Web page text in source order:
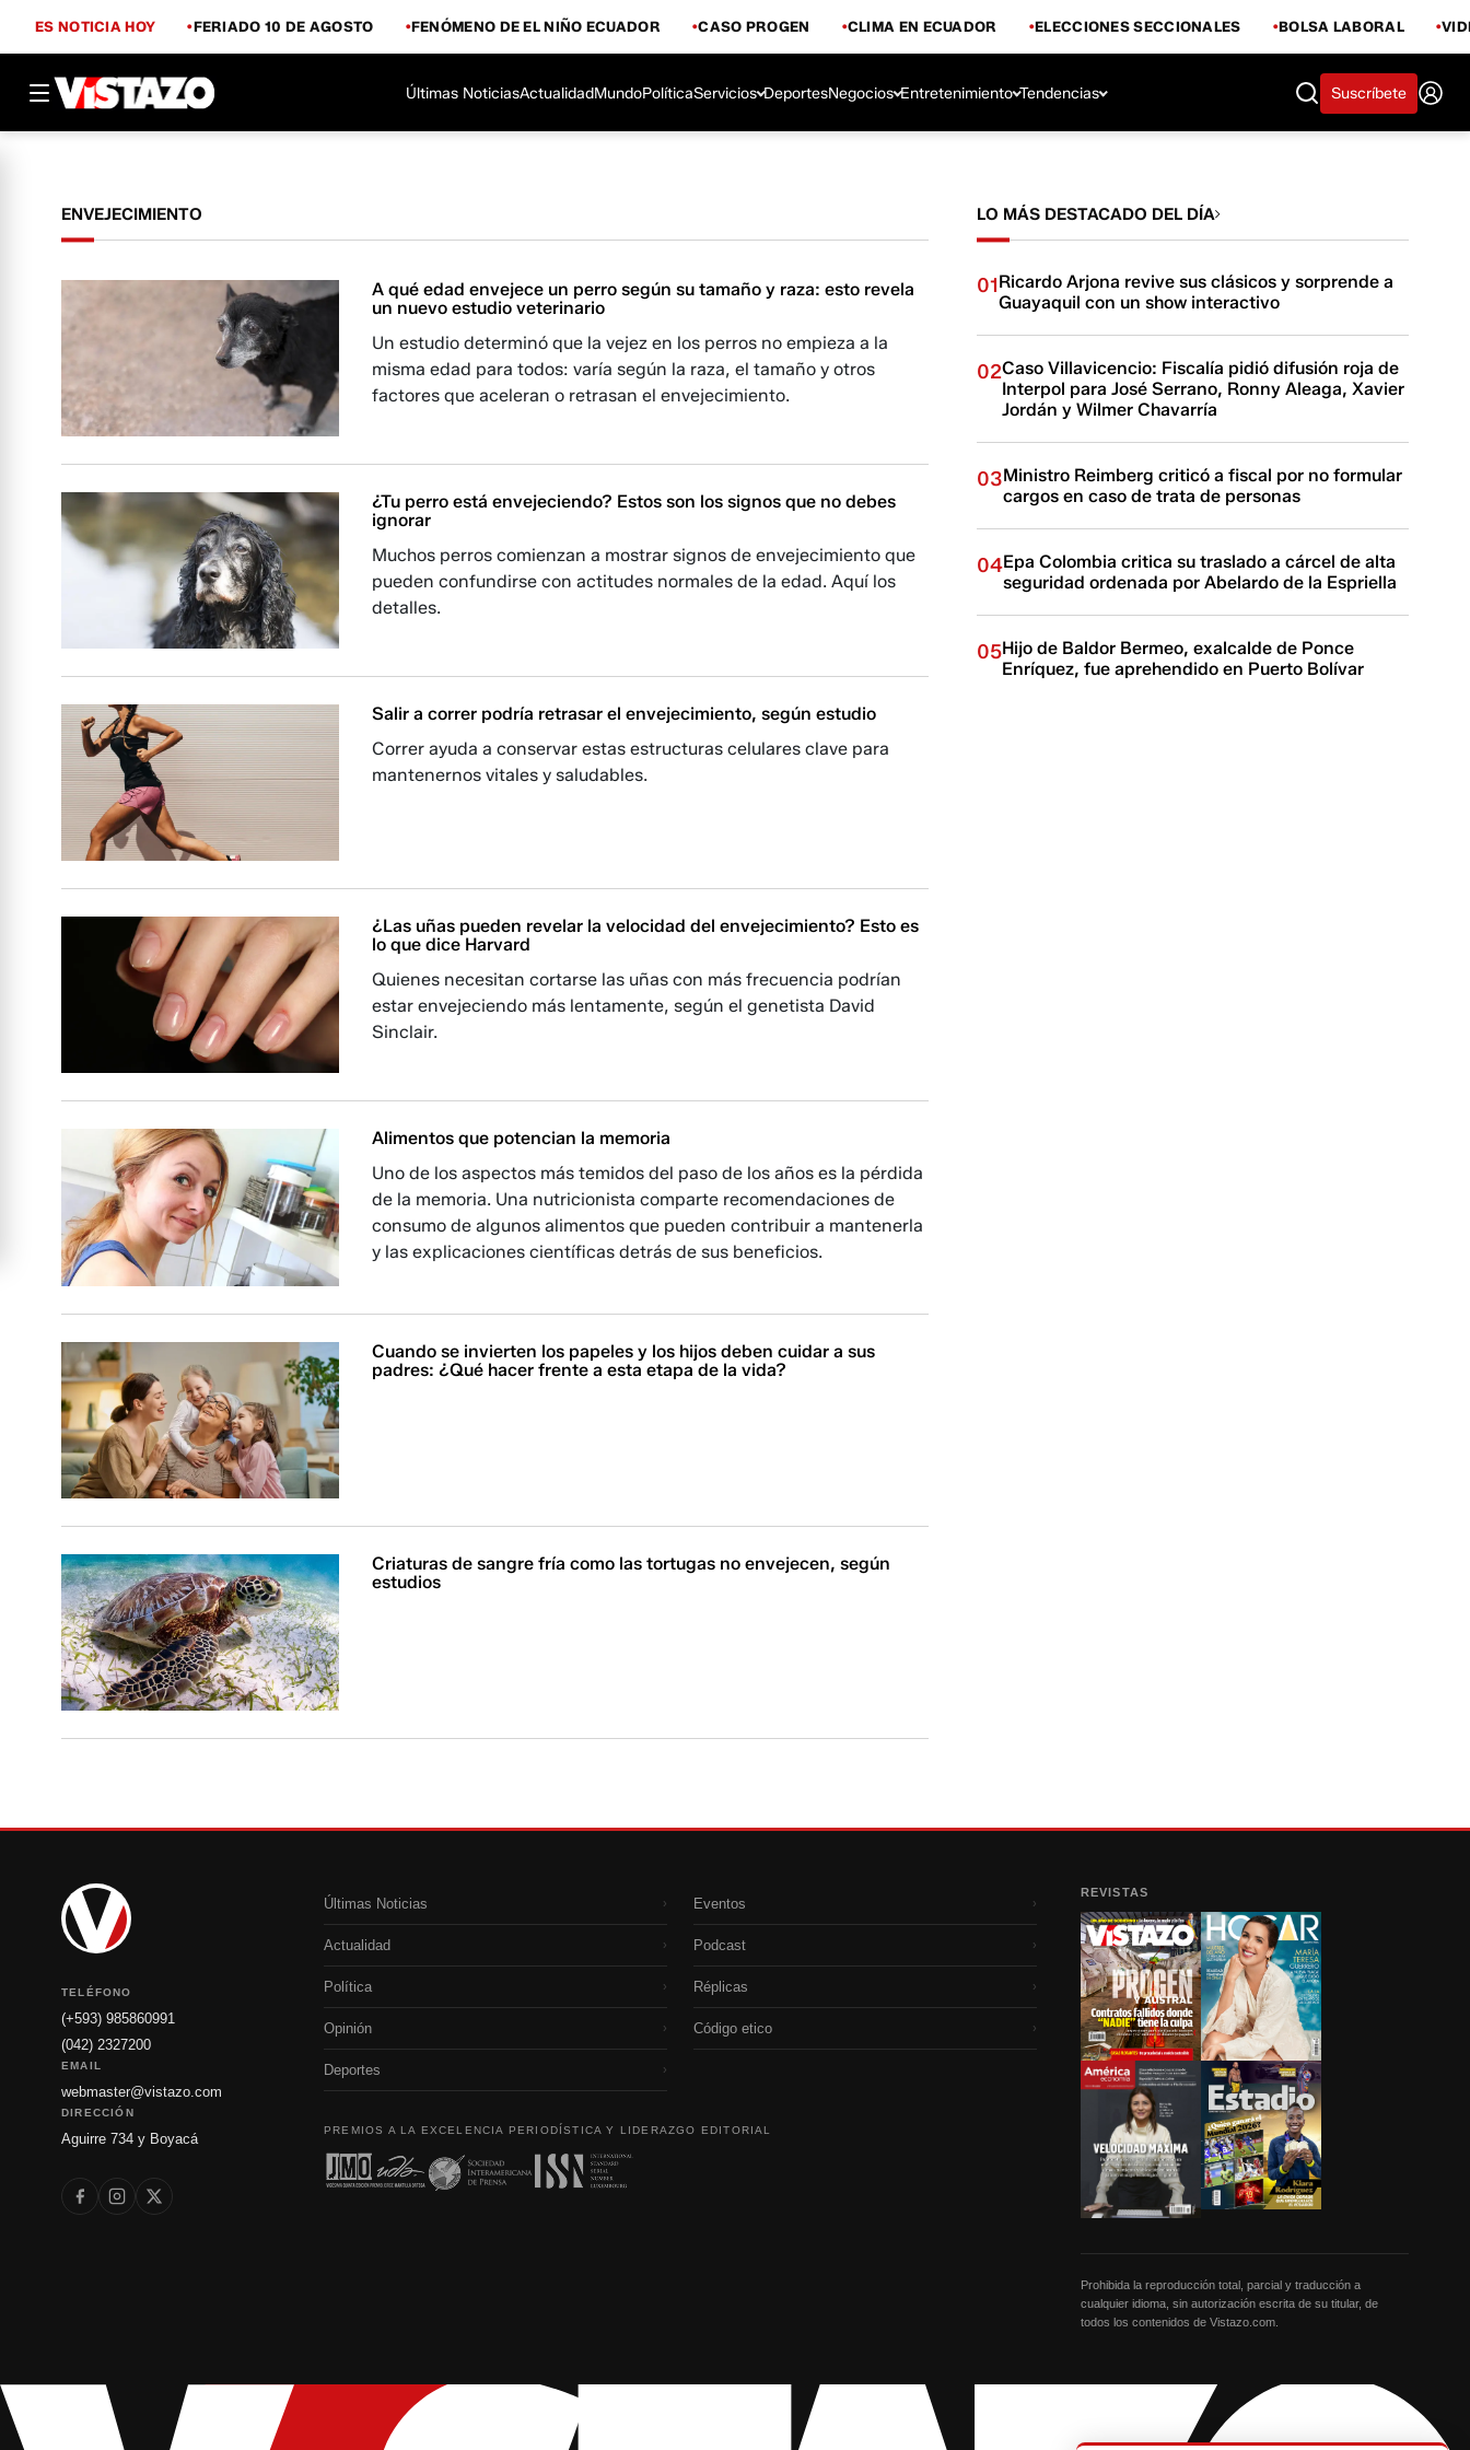
ES NOTICIA HOY FERIADO 10 DE AGOSTO FENÓMENO DE EL NIÑO ECUADOR CASO PROGEN CLIMA EN ECUADOR ELECCIONES SECCIONALES BOLSA LABORAL
Últimas NoticiasActualidadMundoPolíticaServicios DeportesNegocios Entretenimiento Tendencias Suscríbete
ENVEJECIMIENTO
A qué edad envejece un perro según su tamaño y raza: esto revela
un nuevo estudio veterinario
Un estudio determinó que la vejez en los perros no empieza a la
misma edad para todos: varía según la raza, el tamaño y otros
factores que aceleran o retrasan el envejecimiento.
¿Tu perro está envejeciendo? Estos son los signos que no debes
ignorar
Muchos perros comienzan a mostrar signos de envejecimiento que
pueden confundirse con actitudes normales de la edad. Aquí los
detalles.
Salir a correr podría retrasar el envejecimiento, según estudio
Correr ayuda a conservar estas estructuras celulares clave para
mantenernos vitales y saludables.
¿Las uñas pueden revelar la velocidad del envejecimiento? Esto es
lo que dice Harvard
Quienes necesitan cortarse las uñas con más frecuencia podrían
estar envejeciendo más lentamente, según el genetista David
Sinclair.
Alimentos que potencian la memoria
Uno de los aspectos más temidos del paso de los años es la pérdida
de la memoria. Una nutricionista comparte recomendaciones de
consumo de algunos alimentos que pueden contribuir a mantenerla
y las explicaciones científicas detrás de sus beneficios.
Cuando se invierten los papeles y los hijos deben cuidar a sus
padres: ¿Qué hacer frente a esta etapa de la vida?
Criaturas de sangre fría como las tortugas no envejecen, según
estudios
LO MÁS DESTACADO DEL DÍA
01Ricardo Arjona revive sus clásicos y sorprende a
Guayaquil con un show interactivo
02Caso Villavicencio: Fiscalía pidió difusión roja de
Interpol para José Serrano, Ronny Aleaga, Xavier
Jordán y Wilmer Chavarría
03Ministro Reimberg criticó a fiscal por no formular
cargos en caso de trata de personas
04Epa Colombia critica su traslado a cárcel de alta
seguridad ordenada por Abelardo de la Espriella
05Hijo de Baldor Bermeo, exalcalde de Ponce
Enríquez, fue aprehendido en Puerto Bolívar
TELÉFONO
(+593) 985860991
(042) 2327200
EMAIL
webmaster@vistazo.com
DIRECCIÓN
Aguirre 734 y Boyacá
Últimas Noticias ›
Actualidad ›
Política ›
Opinión ›
Deportes ›
Eventos ›
Podcast ›
Réplicas ›
Código etico ›
PREMIOS A LA EXCELENCIA PERIODÍSTICA Y LIDERAZGO EDITORIAL
REVISTAS
Prohibida la reproducción total, parcial y traducción a
cualquier idioma, sin autorización escrita de su titular, de
todos los contenidos de Vistazo.com.